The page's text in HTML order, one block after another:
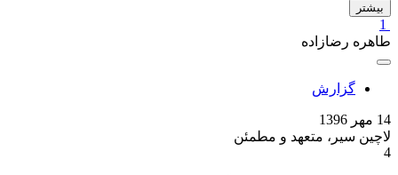
بیشتر
1
طاهره رضازاده
گزارش
14 مهر 1396
لاچین سیر، متعهد و مطمئن
4